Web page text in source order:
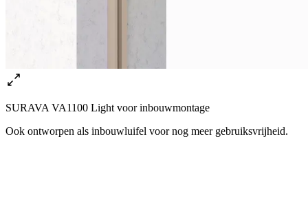
SURAVA VA1100 Light voor inbouwmontage
Ook ontworpen als inbouwluifel voor nog meer gebruiksvrijheid.